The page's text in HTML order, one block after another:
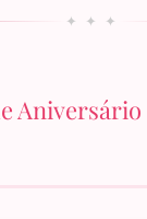
✦ ✦ ✦
Aniversário